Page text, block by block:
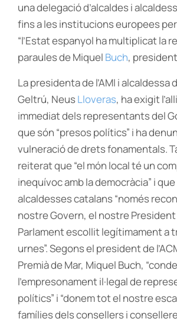
una delegació d’alcaldes i
fins a les institucions europees
“l’Estat espanyol ha multiplicat la
paraules de Miquel Buch, president
La presidenta de l’AMI i alcaldessa
Geltrú, NeusLloveras, ha exigit
immediat dels representants del
que són “presos polítics” i ha
vulneració de drets fonamentals.
reiterat que “el món local té un
inequívoc amb la democràcia” i
alcaldesses catalans “només
nostre Govern, el nostre
Parlament escollit legítimament a
urnes”. Segons el president de
Premià de Mar, Miquel Buch,
l’empresonament il·legal de
polítics” i “donem tot el nostre
famílies dels consellers i